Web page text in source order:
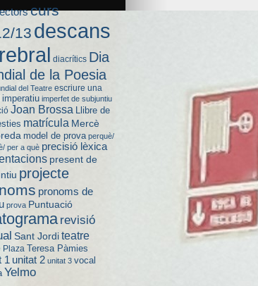
curs
13 descans
diacrítics Dia
de la Poesia
del Teatre escriure una
imperatiu imperfet de subjuntiu
Joan Brossa
Llibre de
matrícula Mercè
model de prova perquè/
per a què precisió lèxica
present de
projecte
pronoms de
prova Puntuació
revisió
Sant Jordi teatre
Plaza Teresa Pàmies
1 unitat 2 unitat 3 vocal
Yelmo